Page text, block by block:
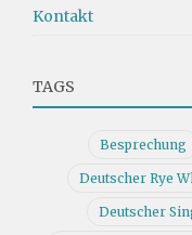
Kontakt
TAGS
Besprechung
Deutscher Rye
Deutscher